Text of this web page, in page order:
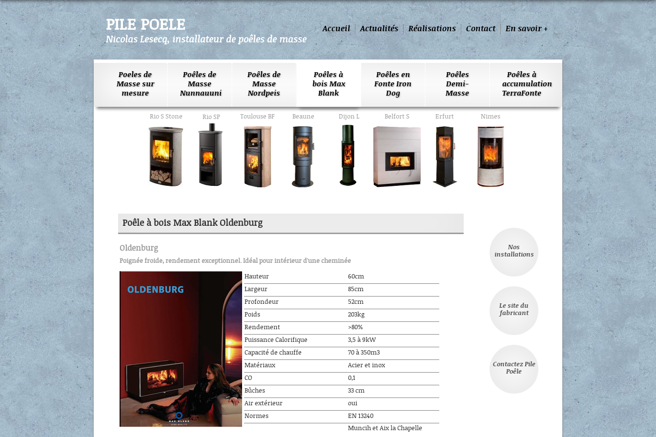
PILE POELE
Nicolas Lesecq, installateur de poêles de masse
En savoir +
Contact
Réalisations
Actualités
Accueil
Poeles de
Masse sur
mesure
Poêles de
Masse
Nunnauuni
Poêles de
Masse
Nordpeis
Poêles à
bois Max
Blank
Poêles en
Fonte Iron
Dog
Poêles
Demi-
Masse
Poêles à
accumulation
TerraFonte
Rio S Stone Rio SP Toulouse BF Beaune Dijon L Belfort S Erfurt Nimes
Poêle à bois Max Blank Oldenburg
Oldenburg
Poignée froide, rendement exceptionnel. Idéal pour intérieur d'une cheminée
Hauteur
60cm
Largeur
85cm
Profondeur
52cm
Poids
203kg
Rendement
>80%
Puissance Calorifique
3,5 à 9kW
Capacité de chauffe
70 à 350m3
Matériaux
Acier et inox
CO
0,1
Bûches
33 cm
Air extérieur
oui
Normes
EN 13240
Muncih et Aix la Chapelle
Nos
installations
Le site du
fabricant
Contactez Pile
Poêle